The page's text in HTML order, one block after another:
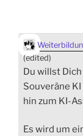
(edited)
Du willst
Souveräne
hin zum KI-
Es wird um